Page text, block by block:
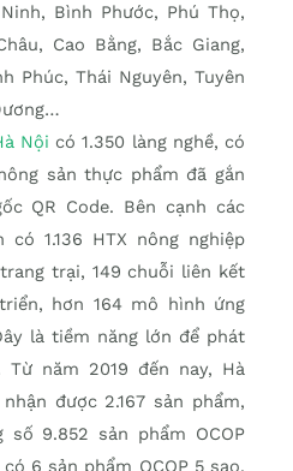
Bình Phước, Phú Thọ,
Cao Bằng, Bắc Giang,
Phúc, Thái Nguyên, Tuyên
Nội có 1.350 làng nghề, có
sản thực phẩm đã gắn
QR Code. Bên cạnh các
1.136 HTX nông nghiệp
trại, 149 chuỗi liên kết
hơn 164 mô hình ứng
là tiềm năng lớn để phát
Từ năm 2019 đến nay, Hà
được 2.167 sản phẩm,
9.852 sản phẩm OCOP
6 sản phẩm OCOP 5 sao,